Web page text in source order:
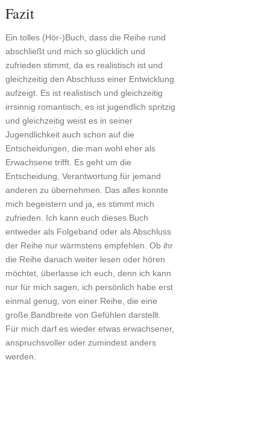
Fazit
Ein tolles (Hör-)Buch, dass die Reihe rund
abschließt und mich so glücklich und
zufrieden stimmt, da es realistisch ist und
gleichzeitig den Abschluss einer Entwicklung
aufzeigt. Es ist realistisch und gleichzeitig
irrsinnig romantisch, es ist jugendlich spritzig
und gleichzeitig weist es in seiner
Jugendlichkeit auch schon auf die
Entscheidungen, die man wohl eher als
Erwachsene trifft. Es geht um die
Entscheidung, Verantwortung für jemand
anderen zu übernehmen. Das alles konnte
mich begeistern und ja, es stimmt mich
zufrieden. Ich kann euch dieses Buch
entweder als Folgeband oder als Abschluss
der Reihe nur wärmstens empfehlen. Ob ihr
die Reihe danach weiter lesen oder hören
möchtet, überlasse ich euch, denn ich kann
nur für mich sagen, ich persönlich habe erst
einmal genug, von einer Reihe, die eine
große Bandbreite von Gefühlen darstellt.
Für mich darf es wieder etwas erwachsener,
anspruchsvoller oder zumindest anders
werden.